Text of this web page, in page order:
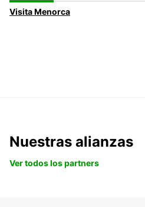
Visita Menorca
Nuestras alianzas
Ver todos los partners